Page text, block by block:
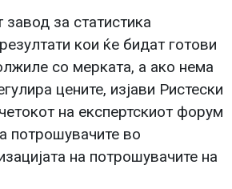
за статистика
кои ќе бидат готови
со мерката, а ако нема
цените, изјави Ристески
на експертскиот форум
потрошувачите во
на потрошувачите на